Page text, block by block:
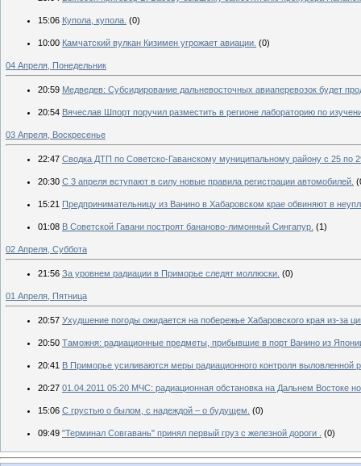
15:06 Купола, купола. (0)
10:00 Камчатский вулкан Кизимен угрожает авиации. (0)
04 Апреля, Понедельник
20:59 Медведев: Субсидирование дальневосточных авиаперевозок будет
20:54 Вячеслав Шпорт поручил разместить в регионе лабораторию по
03 Апреля, Воскресенье
22:47 Сводка ДТП по Советско-Гаванскому муниципальному району с 25 по
20:30 С 3 апреля вступают в силу новые правила регистрации автомобилей.
15:21 Предпринимательницу из Ванино в Хабаровском крае обвиняют в
01:08 В Советской Гавани построят бананово-лимонный Сингапур. (1)
02 Апреля, Суббота
21:56 За уровнем радиации в Приморье следят моллюски. (0)
01 Апреля, Пятница
20:57 Ухудшение погоды ожидается на побережье Хабаровского края из-за
20:50 Таможня: радиационные предметы, прибывшие в порт Ванино из
20:41 В Приморье усиливаются меры радиационного контроля выловленной
20:27 01.04.2011 05:20 МЧС: радиационная обстановка на Дальнем Востоке
15:06 С грустью о былом, с надеждой – о будущем. (0)
09:49 "Терминал Совгавань" принял первый груз с железной дороги . (0)